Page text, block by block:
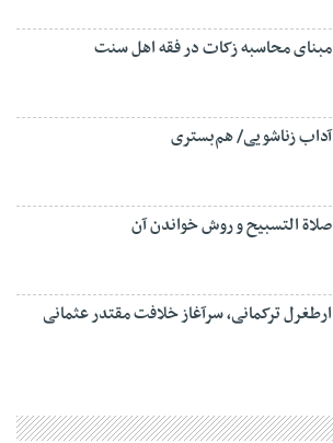
مبنای محاسبه زکات در فقه اهل سنت
آداب زناشویی/ هم‌بستری
صلاة التسبيح و روش خواندن آن
ارطغرل ترکمانی، سرآغاز خلافت مقتدر عثمانی